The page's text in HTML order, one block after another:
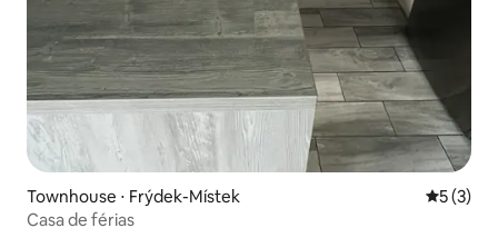
Townhouse ⋅ Frýdek-Místek 5 de
5 (3)
Casa de férias